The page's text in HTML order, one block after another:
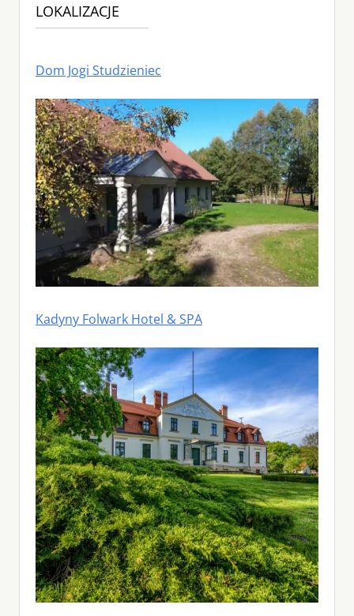
LOKALIZACJE
Dom Jogi Studzieniec
Kadyny Folwark Hotel & SPA